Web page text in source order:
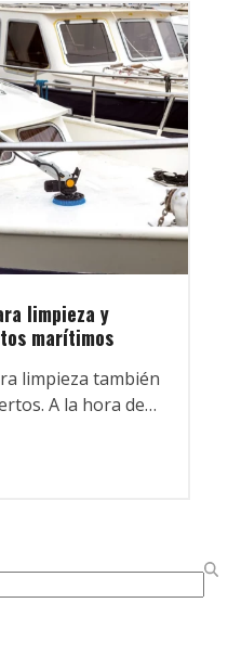
limpieza y
marítimos
limpieza también
A la hora de…